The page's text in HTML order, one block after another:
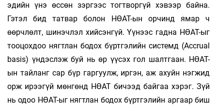
эдийн үнэ өссөн зэргээс тогтворгүй хэвээр байна.
Гэтэл бид татвар болон НӨАТ-ын орчинд ямар ч
өөрчлөлт, шинэчлэл хийсэнгүй. Үүнээс гадна НӨАТ-ыг
тооцохдоо нягтлан бодох бүртгэлийн системд (Accrual
basis) үндэслэж буй нь өр үүсэх гол шалтгаан. НӨАТ-
ын тайланг сар бүр гаргуулж, иргэн, аж ахуйн нэгжид
орж ирээгүй мөнгөнд НӨАТ бичээд байгаа хэрэг. Зүй
нь одоо НӨАТ-ыг нягтлан бодох бүртгэлийн аргаар биш